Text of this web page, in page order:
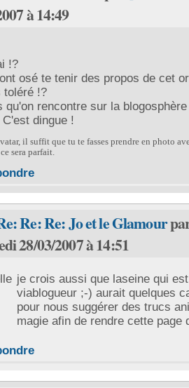
à 14:49
!?
osé te tenir des propos de cet
toléré !?
qu'on rencontre sur la
dingue !
il suffit que tu te fasses prendre en photo
sera parfait.
Re: Re: Jo et le Glamour
28/03/2007 à 14:51
je crois aussi que laseine qui est
viablogueur ;-) aurait quelques
pour nous suggérer des trucs
magie afin de rendre cette page